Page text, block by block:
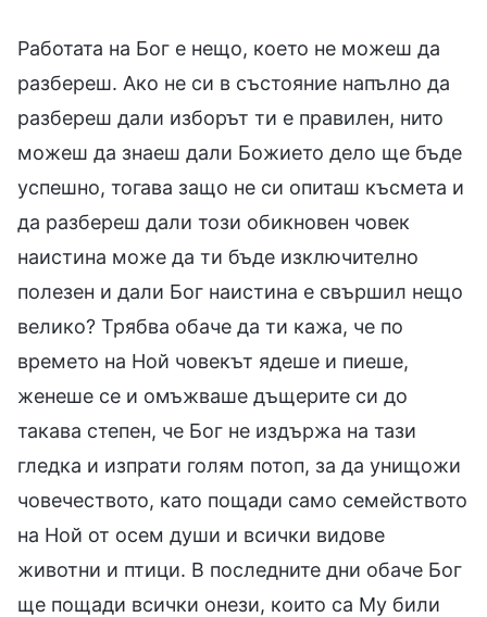
Работата на Бог е нещо, което не можеш да
разбереш. Ако не си в състояние напълно да
разбереш дали изборът ти е правилен, нито
можеш да знаеш дали Божието дело ще бъде
успешно, тогава защо не си опиташ късмета и
да разбереш дали този обикновен човек
наистина може да ти бъде изключително
полезен и дали Бог наистина е свършил нещо
велико? Трябва обаче да ти кажа, че по
времето на Ной човекът ядеше и пиеше,
женеше се и омъжваше дъщерите си до
такава степен, че Бог не издържа на тази
гледка и изпрати голям потоп, за да унищожи
човечеството, като пощади само семейството
на Ной от осем души и всички видове
животни и птици. В последните дни обаче Бог
ще пощади всички онези, които са Му били